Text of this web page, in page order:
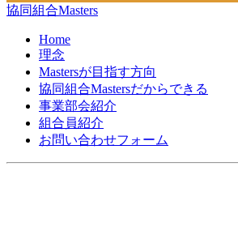
協同組合Masters
Home
理念
Mastersが目指す方向
協同組合Mastersだからできる
事業部会紹介
組合員紹介
お問い合わせフォーム